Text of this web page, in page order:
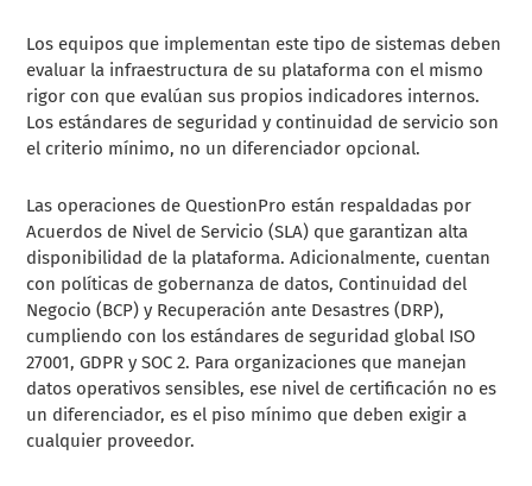
Los equipos que implementan este tipo de sistemas deben
evaluar la infraestructura de su plataforma con el mismo
rigor con que evalúan sus propios indicadores internos.
Los estándares de seguridad y continuidad de servicio son
el criterio mínimo, no un diferenciador opcional.
Las operaciones de QuestionPro están respaldadas por
Acuerdos de Nivel de Servicio (SLA) que garantizan alta
disponibilidad de la plataforma. Adicionalmente, cuentan
con políticas de gobernanza de datos, Continuidad del
Negocio (BCP) y Recuperación ante Desastres (DRP),
cumpliendo con los estándares de seguridad global ISO
27001, GDPR y SOC 2. Para organizaciones que manejan
datos operativos sensibles, ese nivel de certificación no es
un diferenciador, es el piso mínimo que deben exigir a
cualquier proveedor.